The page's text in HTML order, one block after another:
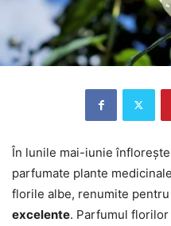
În lunile mai-iunie
parfumate plante
florile albe, renumite pentru
excelente. Parfumul